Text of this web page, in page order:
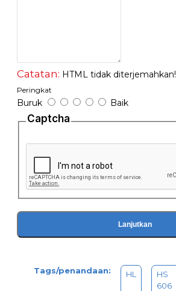
Catatan: HTML tidak diterjemahkan!
Peringkat
Buruk Baik
Captcha
Lanjutkan
Tags/penandaan: HL
HS
606